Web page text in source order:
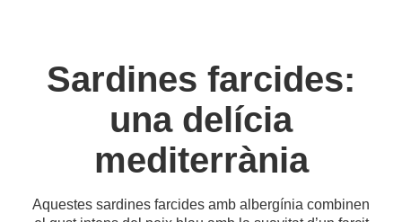
Sardines farcides:
una delícia
mediterrània
Aquestes sardines farcides amb albergínia combinen